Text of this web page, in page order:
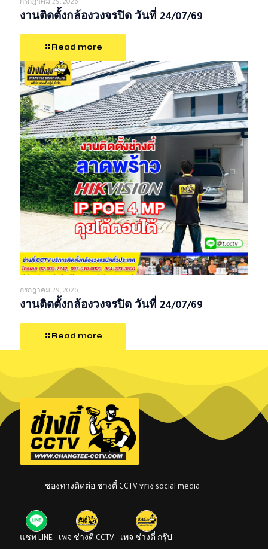
กรกฎาคม 29, 2026
งานติดตั้งกล้องวงจรปิด วันที่ 24/07/69
Read more
กรกฎาคม 29, 2026
งานติดตั้งกล้องวงจรปิด วันที่ 24/07/69
Read more
ช่องทางติดต่อ ช่างตี๋ CCTV ทาง social media
แชท LINE เพจ ช่างตี๋ CCTV เพจ ช่างตี๋ กรุ๊ป